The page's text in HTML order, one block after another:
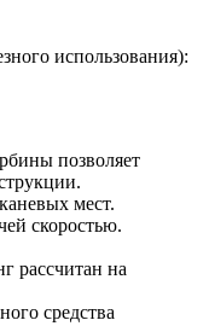
использования):
позволяет
мест.
скоростью.
рассчитан на
средства